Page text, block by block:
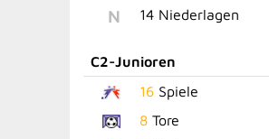
N 14 Niederlagen
C2-Junioren
16 Spiele
8 Tore